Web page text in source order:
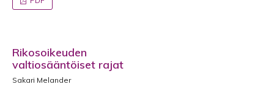
Rikosoikeuden
valtiosääntöiset rajat
Sakari Melander